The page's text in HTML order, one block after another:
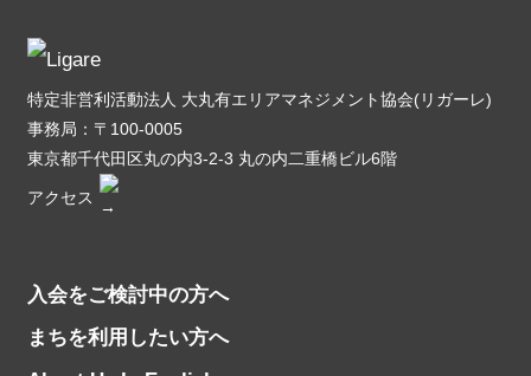
特定非営利活動法人 大丸有エリアマネジメント協会(リガーレ)
事務局：〒100-0005
東京都千代田区丸の内3-2-3 丸の内二重橋ビル6階
アクセス
入会をご検討中の方へ
まちを利用したい方へ